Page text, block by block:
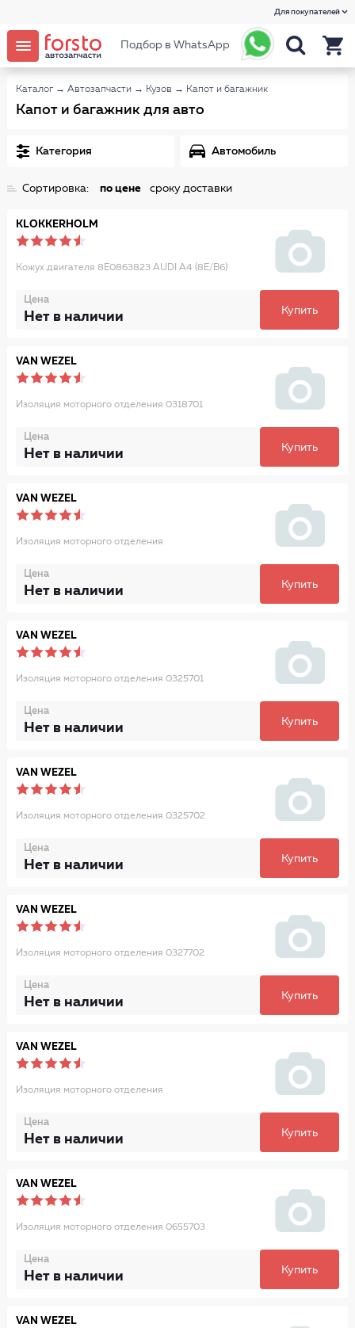
Для покупателей
Подбор в WhatsApp
Каталог → Автозапчасти → Кузов → Капот и багажник
Капот и багажник для авто
Категория Автомобиль
Сортировка: по цене сроку доставки
KLOKKERHOLM
Кожух двигателя 8E0863823 AUDI A4 (8E/B6)
Цена
Нет в наличии Купить
VAN WEZEL
Изоляция моторного отделения 0318701
Цена
Нет в наличии Купить
VAN WEZEL
Изоляция моторного отделения
Цена
Нет в наличии Купить
VAN WEZEL
Изоляция моторного отделения 0325701
Цена
Нет в наличии Купить
VAN WEZEL
Изоляция моторного отделения 0325702
Цена
Нет в наличии Купить
VAN WEZEL
Изоляция моторного отделения 0327702
Цена
Нет в наличии Купить
VAN WEZEL
Изоляция моторного отделения
Цена
Нет в наличии Купить
VAN WEZEL
Изоляция моторного отделения 0655703
Цена
Нет в наличии Купить
VAN WEZEL